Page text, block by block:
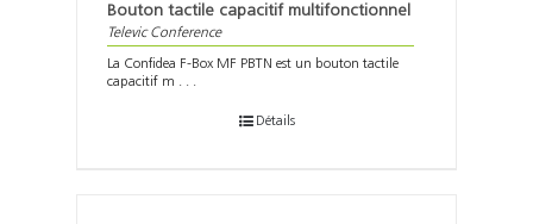
Bouton tactile capacitif multifonctionnel
Televic Conference
La Confidea F-Box MF PBTN est un bouton tactile
capacitif m . . .
Détails